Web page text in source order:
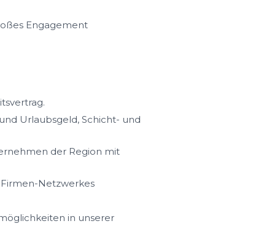
Engagement
Urlaubsgeld, Schicht- und
der Region mit
Netzwerkes
in unserer